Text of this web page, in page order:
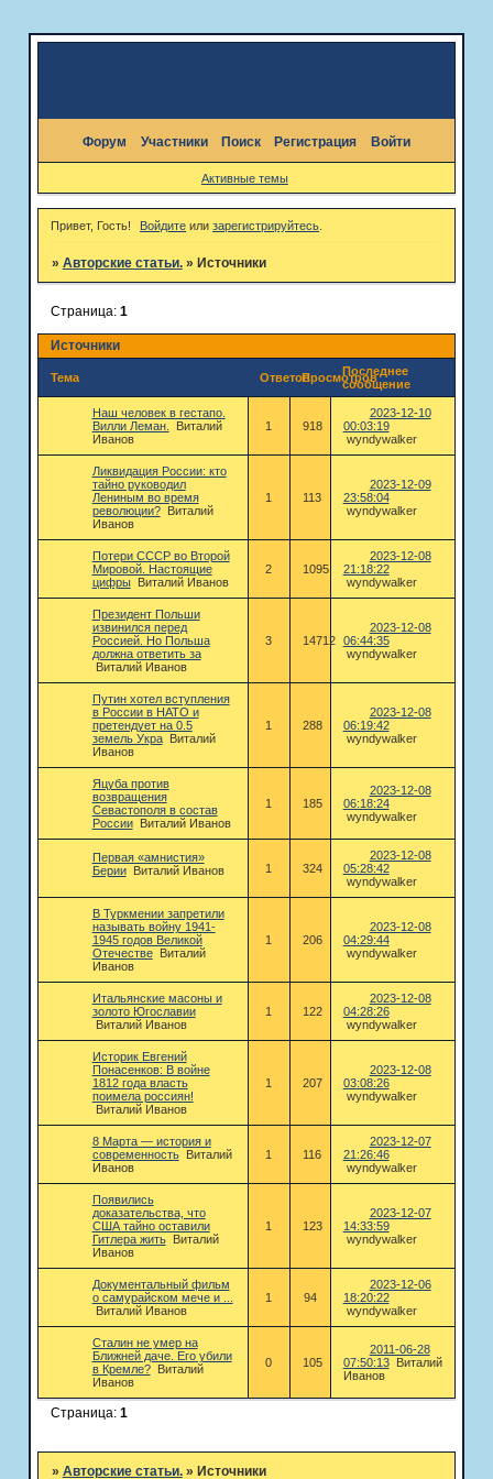
Форум Участники Поиск Регистрация Войти
Активные темы
Привет, Гость! Войдите илизарегистрируйтесь
» Авторские статьи. » Источники
Источники
Страница: 1
Тема ОтветовПросмотровПоследнее
сообщение
Наш человек в гестапо.
Вилли Леман.
Виталий
Иванов
1 918
2023-12-10
00:03:19
wyndywalker
Ликвидация России: кто
тайно руководил
Лениным во время
революции?
Виталий
Иванов
1 113
2023-12-09
23:58:04
wyndywalker
Потери СССР во Второй
Мировой. Настоящие
цифры
Виталий Иванов
2 1095
2023-12-08
21:18:22
wyndywalker
Президент Польши
извинился перед
Россией. Но Польша
должна ответить за
Виталий Иванов
3 14712
2023-12-08
06:44:35
wyndywalker
Путин хотел вступления
в России в НАТО и
претендует на 0.5
земель Укра
Виталий
Иванов
1 288
2023-12-08
06:19:42
wyndywalker
Яцуба против
возвращения
Севастополя в состав
России
Виталий Иванов
1 185
2023-12-08
06:18:24
wyndywalker
Первая «амнистия»
Берии
Виталий Иванов 1 324
2023-12-08
05:28:42
wyndywalker
В Туркмении запретили
называть войну 1941-
1945 годов Великой
Отечестве
Виталий
Иванов
1 206
2023-12-08
04:29:44
wyndywalker
Итальянские масоны и
золото Югославии
Виталий Иванов
1 122
2023-12-08
04:28:26
wyndywalker
Историк Евгений
Понасенков: В войне
1812 года власть
поимела россиян!
Виталий Иванов
1 207
2023-12-08
03:08:26
wyndywalker
8 Марта — история и
современность
Виталий
Иванов
1 116
2023-12-07
21:26:46
wyndywalker
Появились
доказательства, что
США тайно оставили
Гитлера жить
Виталий
Иванов
1 123
2023-12-07
14:33:59
wyndywalker
Документальный фильм
о самурайском мече и ...
Виталий Иванов
1 94
2023-12-06
18:20:22
wyndywalker
Сталин не умер на
Ближней даче. Его убили
в Кремле?
Виталий
Иванов
0 105
2011-06-28
07:50:13
Виталий
Иванов
Страница: 1
» Авторские статьи. » Источники